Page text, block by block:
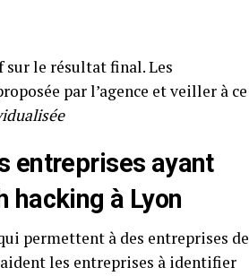
le résultat final. Les
par l’agence et veiller à ce
entreprises ayant
hacking à Lyon
permettent à des entreprises de
les entreprises à identifier